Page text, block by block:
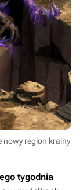
nowy region krainy
tygodnia